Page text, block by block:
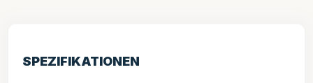
SPEZIFIKATIONEN